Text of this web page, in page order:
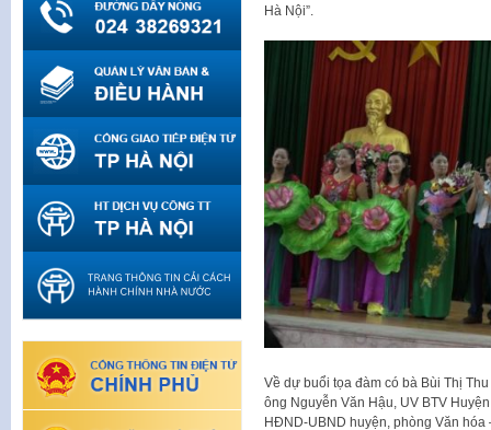
Hà Nội”.
Về dự buổi tọa đàm có bà Bùi Thị
ông Nguyễn Văn Hậu, UV BTV
HĐND-UBND huyện, phòng Văn